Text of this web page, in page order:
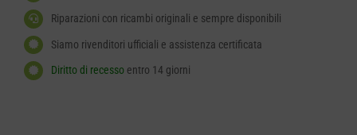
Riparazioni con ricambi originali e sempre disponibili
Siamo rivenditori ufficiali e assistenza certificata
Diritto di recessoentro 14 giorni